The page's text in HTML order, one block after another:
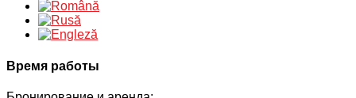
Время работы